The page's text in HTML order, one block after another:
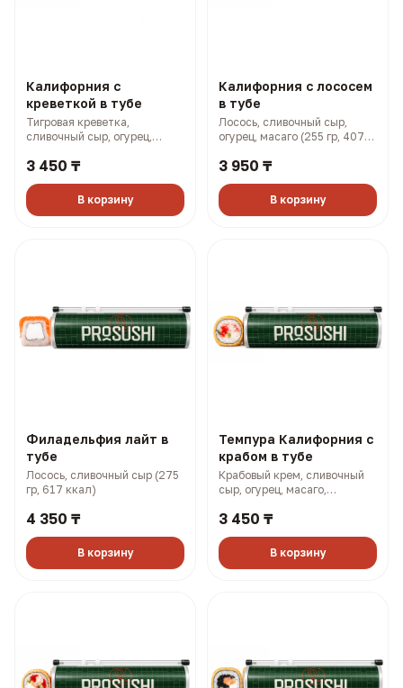
Калифорния с
креветкой в тубе
Тигровая креветка,
сливочный сыр, огурец,
3 450 ₸
В корзину
Калифорния с лососем
в тубе
Лосось, сливочный сыр,
огурец, масаго (255 гр, 407
3 950 ₸
В корзину
Филадельфия лайт в
тубе
Лосось, сливочный сыр (275
гр, 617 ккал)
4 350 ₸
В корзину
Темпура Калифорния с
крабом в тубе
Крабовый крем, сливочный
сыр, огурец, масаго,
3 450 ₸
В корзину